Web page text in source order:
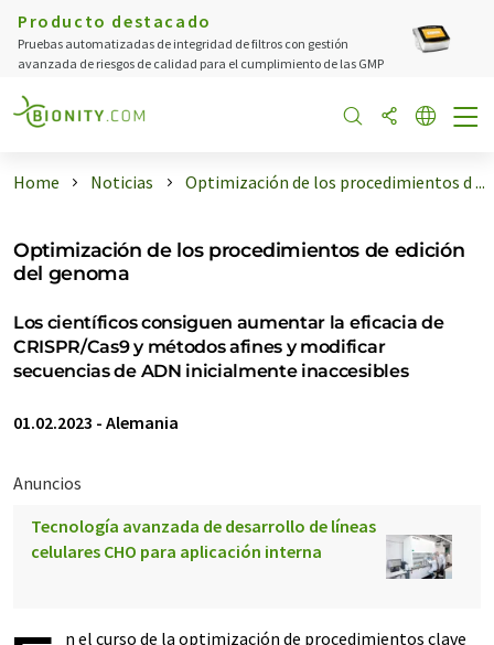
Producto destacado
Pruebas automatizadas de integridad de filtros con gestión
avanzada de riesgos de calidad para el cumplimiento de las GMP
Home Noticias Optimización de los procedimientos d ...
Optimización de los procedimientos de edición
del genoma
Los científicos consiguen aumentar la eficacia de
CRISPR/Cas9 y métodos afines y modificar
secuencias de ADN inicialmente inaccesibles
01.02.2023 - Alemania
Anuncios
Tecnología avanzada de desarrollo de líneas
celulares CHO para aplicación interna
n el curso de la optimización de procedimientos clave